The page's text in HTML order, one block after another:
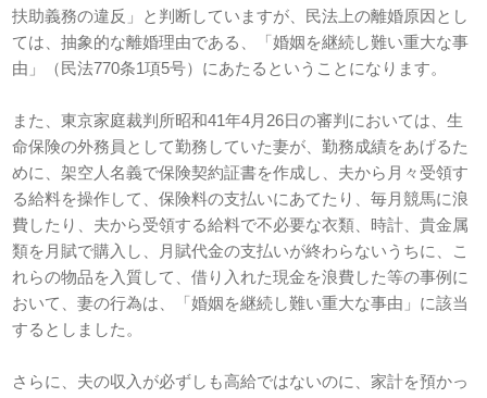
扶助義務の違反」と判断していますが、民法上の離婚原因とし
ては、抽象的な離婚理由である、「婚姻を継続し難い重大な事
由」（民法770条1項5号）にあたるということになります。
また、東京家庭裁判所昭和41年4月26日の審判においては、生
命保険の外務員として勤務していた妻が、勤務成績をあげるた
めに、架空人名義で保険契約証書を作成し、夫から月々受領す
る給料を操作して、保険料の支払いにあてたり、毎月競馬に浪
費したり、夫から受領する給料で不必要な衣類、時計、貴金属
類を月賦で購入し、月賦代金の支払いが終わらないうちに、こ
れらの物品を入質して、借り入れた現金を浪費した等の事例に
おいて、妻の行為は、「婚姻を継続し難い重大な事由」に該当
するとしました。
さらに、夫の収入が必ずしも高給ではないのに、家計を預かっ